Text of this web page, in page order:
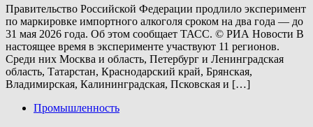
Правительство Российской Федерации продлило эксперимент
по маркировке импортного алкоголя сроком на два года — до
31 мая 2026 года. Об этом сообщает ТАСС. © РИА Новости В
настоящее время в эксперименте участвуют 11 регионов.
Среди них Москва и область, Петербург и Ленинградская
область, Татарстан, Краснодарский край, Брянская,
Владимирская, Калининградская, Псковская и […]
Промышленность